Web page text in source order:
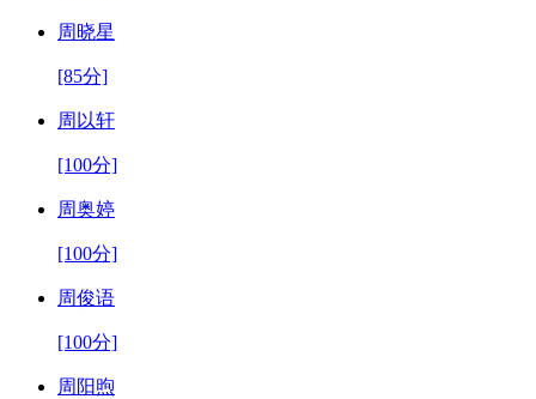
周晓星
[85分]
周以轩
[100分]
周奥婷
[100分]
周俊语
[100分]
周阳煦